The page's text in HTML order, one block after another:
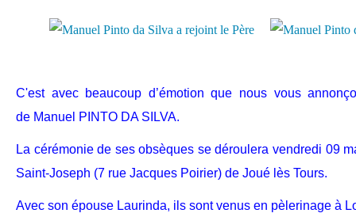
C'est avec beaucoup d’émotion que nous vous
de Manuel PINTO DA SILVA.
La cérémonie de ses obsèques se déroulera vendredi 09
Saint-Joseph (7 rue Jacques Poirier) de Joué lès Tours.
Avec son épouse Laurinda, ils sont venus en pèlerinage à